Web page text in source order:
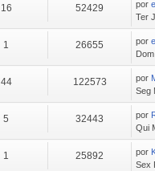
16 52429 por
Ter
1 26655 por
44 122573 por
Seg
5 32443 por
Qui
1 25892 por
Sex